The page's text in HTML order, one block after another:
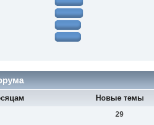
Новые темы
29